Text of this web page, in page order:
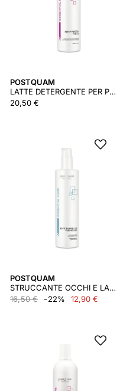
POSTQUAM
LATTE DETERGENTE PER PELLI SECCHE 250 ML
20,50 €
POSTQUAM
STRUCCANTE OCCHI E LABBRA 250 ML
16,50 €
-22% 12,90 €